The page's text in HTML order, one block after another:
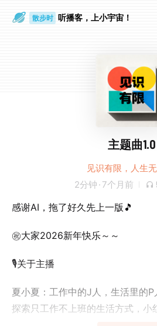
散步时 听播客，上小宇宙！
主题曲1.0
见识有限，人生
2分钟 · 7个月前
感谢AI，拖了好久先上一版🎵
㊗️大家2026新年快乐～～
🎙️关于主播
夏小夏：工作中的J人，生活里的P
探索只工作不上班的生活方式，小